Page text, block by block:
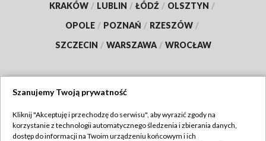
KRAKÓW / LUBLIN / ŁÓDŹ / OLSZTYN /
OPOLE / POZNAŃ / RZESZÓW /
SZCZECIN / WARSZAWA / WROCŁAW
TVP
Szanujemy Twoją prywatność
Kliknij "Akceptuję i przechodzę do serwisu", aby wyrazić zgody na
korzystanie z technologii automatycznego śledzenia i zbierania danych,
dostęp do informacji na Twoim urządzeniu końcowym i ich